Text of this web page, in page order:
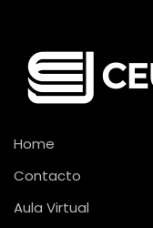
Home
Contacto
Aula Virtual